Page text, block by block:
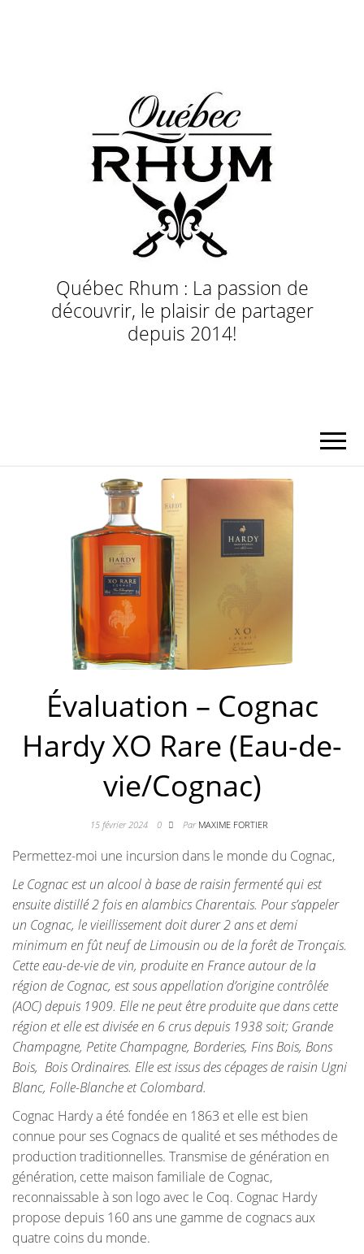
Québec Rhum : La passion de
découvrir, le plaisir de partager
depuis 2014!
Évaluation – Cognac
Hardy XO Rare (Eau-de-
vie/Cognac)
15 février 2024 0 Par MAXIME FORTIER
Permettez-moi une incursion dans le monde du Cognac,
Le Cognac est un alcool à base de raisin fermenté qui est
ensuite distillé 2 fois en alambics Charentais. Pour s’appeler
un Cognac, le vieillissement doit durer 2 ans et demi
minimum en fût neuf de Limousin ou de la forêt de Tronçais.
Cette eau-de-vie de vin, produite en France autour de la
région de Cognac, est sous appellation d’origine contrôlée
(AOC) depuis 1909. Elle ne peut être produite que dans cette
région et elle est divisée en 6 crus depuis 1938 soit; Grande
Champagne, Petite Champagne, Borderies, Fins Bois, Bons
Bois, Bois Ordinaires. Elle est issus des cépages de raisin Ugni
Blanc, Folle-Blanche et Colombard.
Cognac Hardy a été fondée en 1863 et elle est bien
connue pour ses Cognacs de qualité et ses méthodes de
production traditionnelles. Transmise de génération en
génération, cette maison familiale de Cognac,
reconnaissable à son logo avec le Coq. Cognac Hardy
propose depuis 160 ans une gamme de cognacs aux
quatre coins du monde.